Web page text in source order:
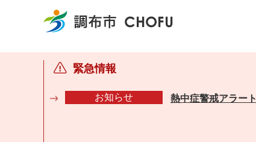
調布市
緊急情報
お知らせ 熱中症警戒アラー